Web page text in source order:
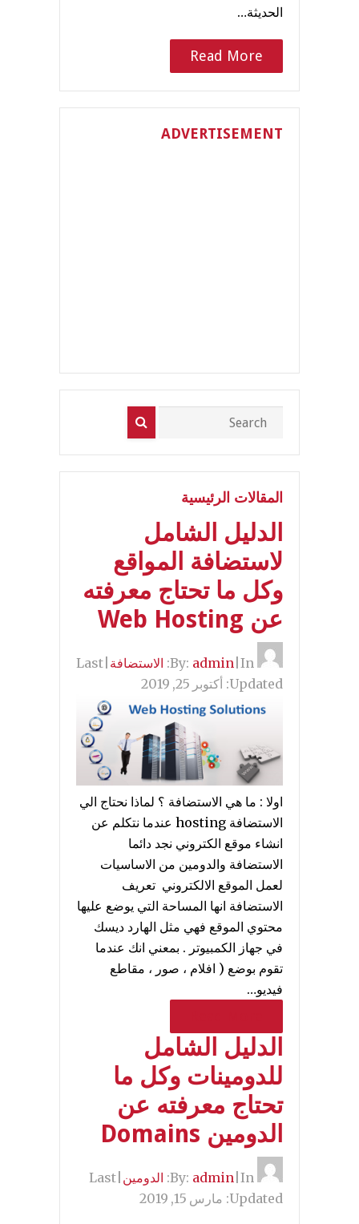
الحديثة…
Read More
ADVERTISEMENT
المقالات الرئيسية
الدليل الشامل
لاستضافة المواقع
وكل ما تحتاج معرفته
عن Web Hosting
admin In: الاستضافة Last
Updated: أكتوبر 25, 2019
اولا : ما هي الاستضافة ؟ لماذا نحتاج الي
الاستضافة hosting عندما نتكلم عن
انشاء موقع الكتروني نجد دائما
الاستضافة والدومين من الاساسيات
لعمل الموقع الالكتروني تعريف
الاستضافة انها المساحة التي يوضع عليها
محتوي الموقع فهي مثل الهارد ديسك
في جهاز الكمبيوتر . بمعني انك عندما
تقوم بوضع ( افلام ، صور ، مقاطع
فيديو…
الدليل الشامل
للدومينات وكل ما
تحتاج معرفته عن
الدومين Domains
admin In: الدومين Last
Updated: مارس 15, 2019